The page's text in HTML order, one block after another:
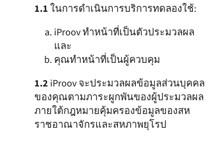
1.1ในการดำเนินการบริการทดลองใช้:
iProov ทำหน้าที่เป็นตัวประมวลผล
และ
คุณทำหน้าที่เป็นผู้ควบคุม
1.2 iProov จะประมวลผลข้อมูลส่วนบุคคล
ของคุณตามภาระผูกพันของผู้ประมวลผล
ภายใต้กฎหมายคุ้มครองข้อมูลของสห
ราชอาณาจักรและสหภาพยุโรป